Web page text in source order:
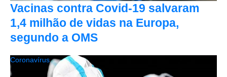
Vacinas contra Covid-19 salvaram
1,4 milhão de vidas na Europa,
segundo a OMS
Coronavírus